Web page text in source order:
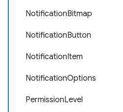
NotificationBitmap
NotificationButton
NotificationItem
NotificationOptions
PermissionLevel